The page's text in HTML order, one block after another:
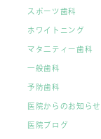
スポーツ歯科
ホワイトニング
マタ二ティー歯科
一般歯科
予防歯科
医院からのお知らせ
医院ブログ